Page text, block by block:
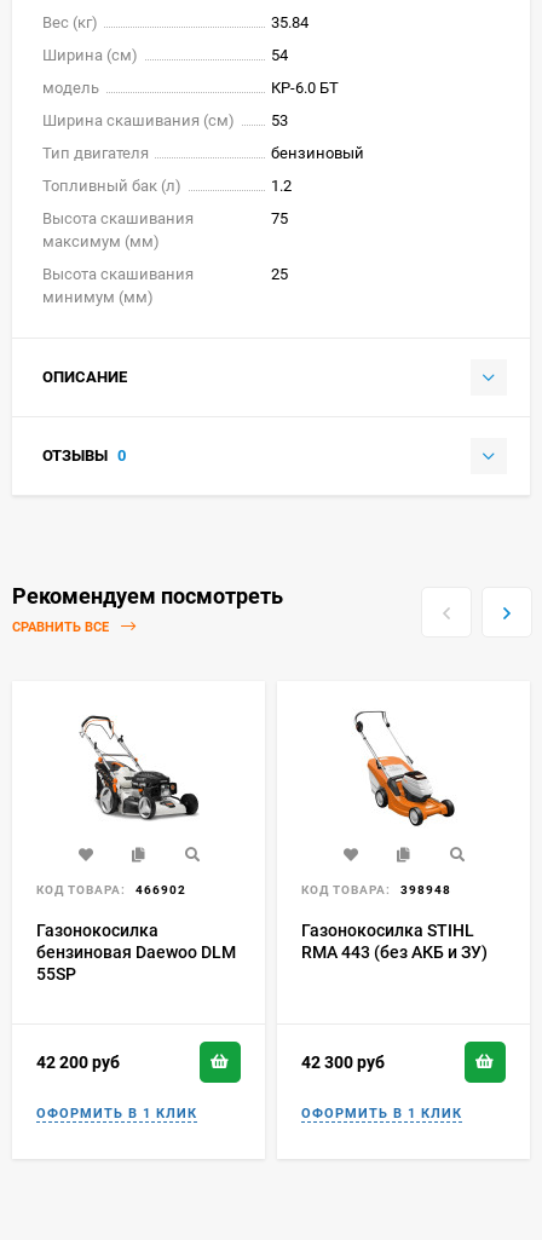
Вес (кг)
35.84
Ширина (см)
54
модель
КР-6.0 БТ
Ширина скашивания (см)
53
Тип двигателя
бензиновый
Топливный бак (л)
1.2
Высота скашивания
максимум (мм)
75
Высота скашивания
минимум (мм)
25
ОПИСАНИЕ
ОТЗЫВЫ 0
Рекомендуем посмотреть
СРАВНИТЬ ВСЕ
КОД ТОВАРА: 466902
Газонокосилка
бензиновая Daewoo DLM
55SP
42 200руб
КОД ТОВАРА: 398948
Газонокосилка STIHL
RMA 443 (без АКБ и ЗУ)
42 300руб